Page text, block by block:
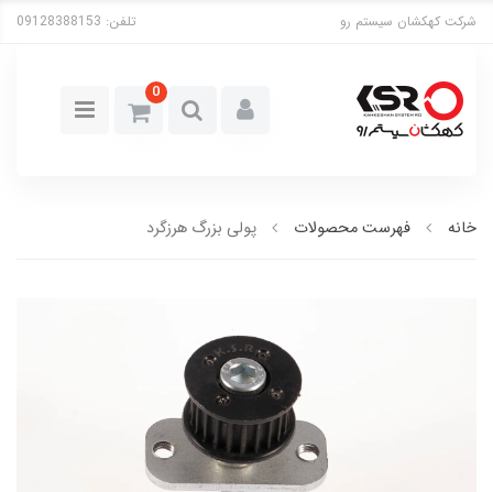
شرکت کهکشان سیستم رو تلفن: 09128388153
0
خانه فهرست محصولات پولی بزرگ هرزگرد